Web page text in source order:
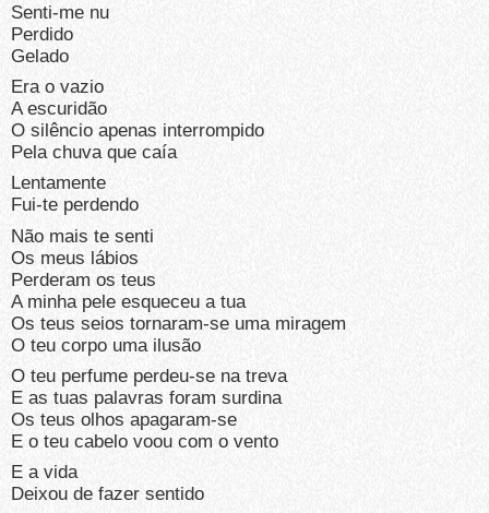
Senti-me nu
Perdido
Gelado
Era o vazio
A escuridão
O silêncio apenas interrompido
Pela chuva que caía
Lentamente
Fui-te perdendo
Não mais te senti
Os meus lábios
Perderam os teus
A minha pele esqueceu a tua
Os teus seios tornaram-se uma miragem
O teu corpo uma ilusão
O teu perfume perdeu-se na treva
E as tuas palavras foram surdina
Os teus olhos apagaram-se
E o teu cabelo voou com o vento
E a vida
Deixou de fazer sentido